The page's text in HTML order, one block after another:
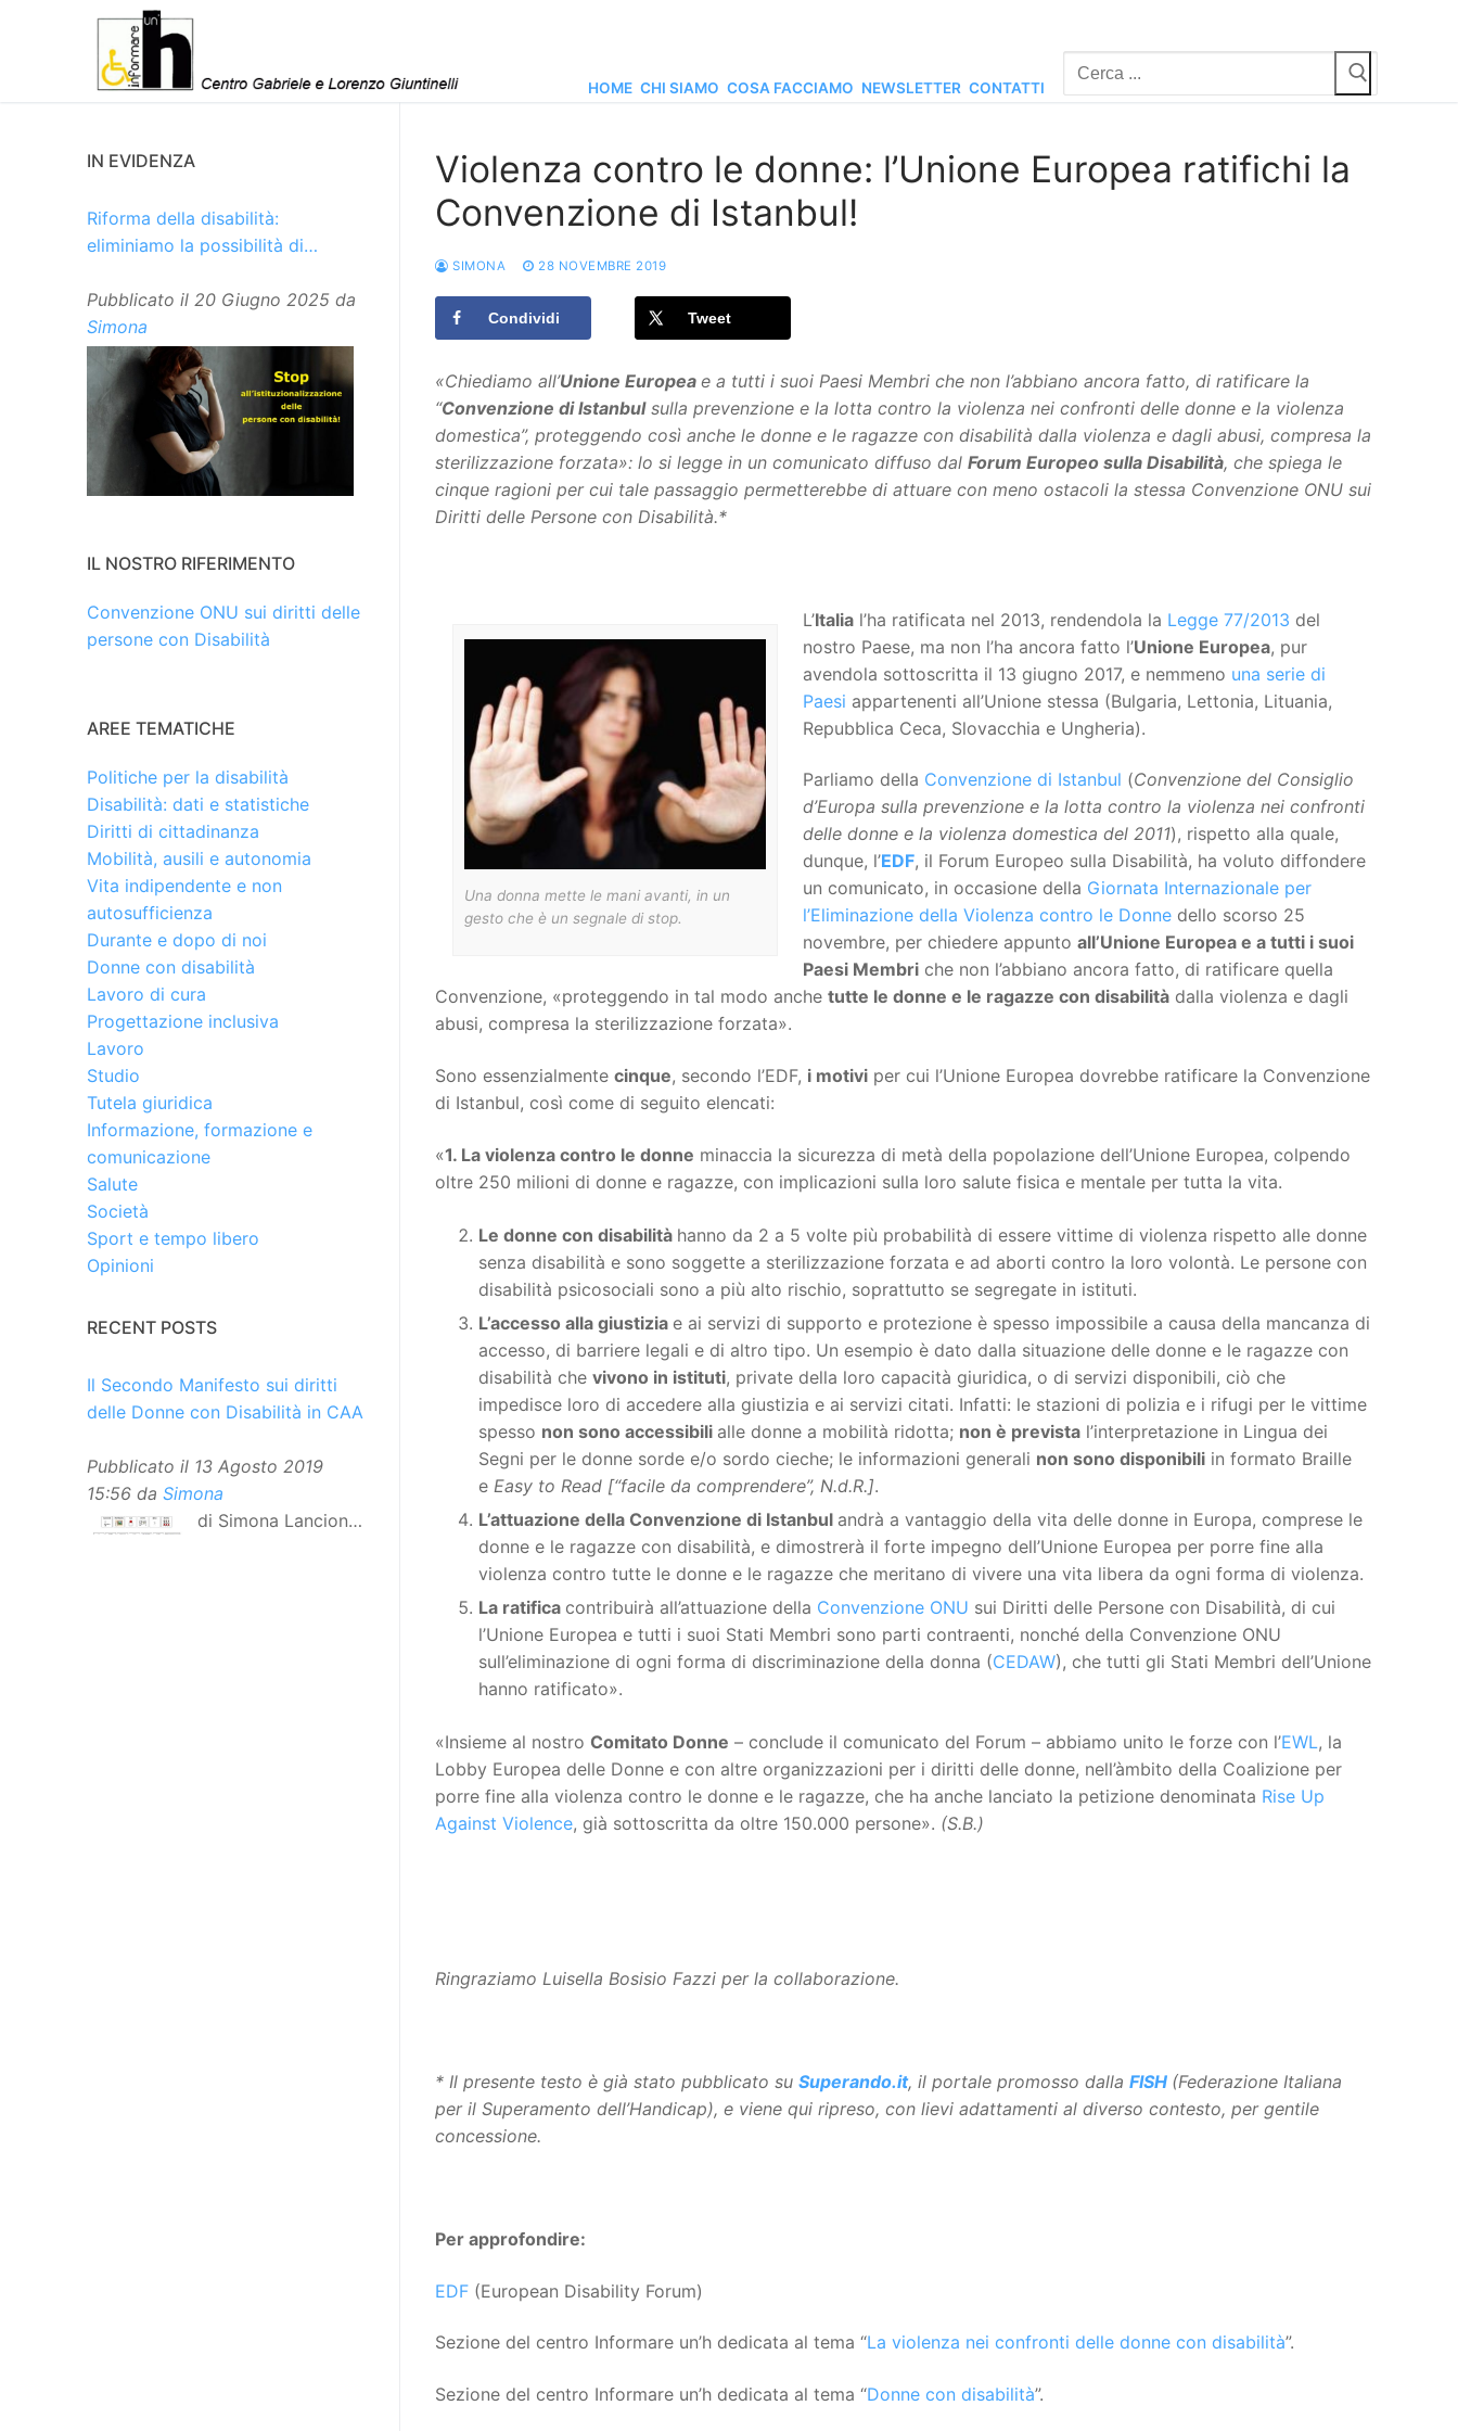
HOME CHI SIAMO COSA FACCIAMO NEWSLETTER CONTATTI
Cerca:
Violenza contro le donne: l’Unione Europea ratifichi la
Convenzione di Istanbul!
SIMONA 28 NOVEMBRE 2019
Condividi Tweet
«Chiediamo all’Unione Europea e a tutti i suoi Paesi Membri che non l’abbiano ancora fatto, di ratificare la
“Convenzione di Istanbulsulla prevenzione e la lotta contro la violenza nei confronti delle donne e la violenza
domestica”, proteggendo così anche le donne e le ragazze con disabilità dalla violenza e dagli abusi, compresa la
sterilizzazione forzata»: lo si legge in un comunicato diffuso dal Forum Europeo sulla Disabilità, che spiega le
cinque ragioni per cui tale passaggio permetterebbe di attuare con meno ostacoli la stessa Convenzione ONU sui
Diritti delle Persone con Disabilità.*
Una donna mette le mani avanti, in un
gesto che è un segnale di stop.
L’Italial’ha ratificata nel 2013, rendendola la Legge 77/2013 del
nostro Paese, ma non l’ha ancora fatto l’Unione Europea, pur
avendola sottoscritta il 13 giugno 2017, e nemmeno una serie di
Paesi appartenenti all’Unione stessa (Bulgaria, Lettonia, Lituania,
Repubblica Ceca, Slovacchia e Ungheria).
Parliamo della Convenzione di Istanbul (Convenzione del Consiglio
d’Europa sulla prevenzione e la lotta contro la violenza nei confronti
delle donne e la violenza domestica del 2011), rispetto alla quale,
dunque, l’EDF, il Forum Europeo sulla Disabilità, ha voluto diffondere
un comunicato, in occasione della Giornata Internazionale per
l’Eliminazione della Violenza contro le Donnedello scorso 25
novembre, per chiedere appunto all’Unione Europea e a tutti i suoi
Paesi Membriche non l’abbiano ancora fatto, di ratificare quella
Convenzione, «proteggendo in tal modo anche tutte le donne e le ragazze con disabilità dalla violenza e dagli
abusi, compresa la sterilizzazione forzata».
Sono essenzialmente cinque, secondo l’EDF, i motivi per cui l’Unione Europea dovrebbe ratificare la Convenzione
di Istanbul, così come di seguito elencati:
«1. La violenza contro le donne minaccia la sicurezza di metà della popolazione dell’Unione Europea, colpendo
oltre 250 milioni di donne e ragazze, con implicazioni sulla loro salute fisica e mentale per tutta la vita.
Le donne con disabilità hanno da 2 a 5 volte più probabilità di essere vittime di violenza rispetto alle donne
senza disabilità e sono soggette a sterilizzazione forzata e ad aborti contro la loro volontà. Le persone con
disabilità psicosociali sono a più alto rischio, soprattutto se segregate in istituti.
L’accesso alla giustizia e ai servizi di supporto e protezione è spesso impossibile a causa della mancanza di
accesso, di barriere legali e di altro tipo. Un esempio è dato dalla situazione delle donne e le ragazze con
disabilità che vivono in istituti, private della loro capacità giuridica, o di servizi disponibili, ciò che
impedisce loro di accedere alla giustizia e ai servizi citati. Infatti: le stazioni di polizia e i rifugi per le vittime
spesso non sono accessibili alle donne a mobilità ridotta; non è prevista l’interpretazione in Lingua dei
Segni per le donne sorde e/o sordo cieche; le informazioni generali non sono disponibili in formato Braille
e Easy to Read [“facile da comprendere”, N.d.R.].
L’attuazione della Convenzione di Istanbul andrà a vantaggio della vita delle donne in Europa, comprese le
donne e le ragazze con disabilità, e dimostrerà il forte impegno dell’Unione Europea per porre fine alla
violenza contro tutte le donne e le ragazze che meritano di vivere una vita libera da ogni forma di violenza.
La ratifica contribuirà all’attuazione della Convenzione ONU sui Diritti delle Persone con Disabilità, di cui
l’Unione Europea e tutti i suoi Stati Membri sono parti contraenti, nonché della Convenzione ONU
sull’eliminazione di ogni forma di discriminazione della donna (CEDAW), che tutti gli Stati Membri dell’Unione
hanno ratificato».
«Insieme al nostro Comitato Donne – conclude il comunicato del Forum – abbiamo unito le forze con l’EWL, la
Lobby Europea delle Donne e con altre organizzazioni per i diritti delle donne, nell’àmbito della Coalizione per
porre fine alla violenza contro le donne e le ragazze, che ha anche lanciato la petizione denominata Rise Up
Against Violence, già sottoscritta da oltre 150.000 persone». (S.B.)
Ringraziamo Luisella Bosisio Fazzi per la collaborazione.
* Il presente testo è già stato pubblicato su Superando.it, il portale promosso dalla FISH (Federazione Italiana
per il Superamento dell’Handicap), e viene qui ripreso, con lievi adattamenti al diverso contesto, per gentile
concessione.
Per approfondire:
EDF (European Disability Forum)
Sezione del centro Informare un’h dedicata al tema “La violenza nei confronti delle donne con disabilità”.
Sezione del centro Informare un’h dedicata al tema “Donne con disabilità”.
IN EVIDENZA
Riforma della disabilità:
eliminiamo la possibilità di
Pubblicato il 20 Giugno 2025 da
Simona
IL NOSTRO RIFERIMENTO
Convenzione ONU sui diritti delle
persone con Disabilità
AREE TEMATICHE
Politiche per la disabilità
Disabilità: dati e statistiche
Diritti di cittadinanza
Mobilità, ausili e autonomia
Vita indipendente e non
autosufficienza
Durante e dopo di noi
Donne con disabilità
Lavoro di cura
Progettazione inclusiva
Lavoro
Studio
Tutela giuridica
Informazione, formazione e
comunicazione
Salute
Società
Sport e tempo libero
Opinioni
RECENT POSTS
Il Secondo Manifesto sui diritti
delle Donne con Disabilità in CAA
Pubblicato il 13 Agosto 2019
15:56 da Simona
di Simona Lancioni,